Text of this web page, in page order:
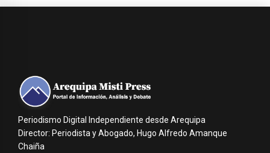
Periodismo Digital Independiente desde Arequipa
Director: Periodista y Abogado, Hugo Alfredo Amanque
Chaiña